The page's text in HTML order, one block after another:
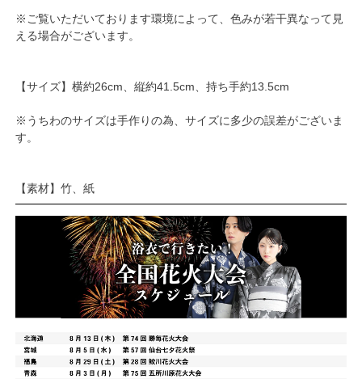
※ご覧いただいております環境によって、色みが若干異なって見
える場合がございます。
【サイズ】横約26cm、縦約41.5cm、持ち手約13.5cm
※うちわのサイズは手作りの為、サイズに多少の誤差がございま
す。
【素材】竹、紙